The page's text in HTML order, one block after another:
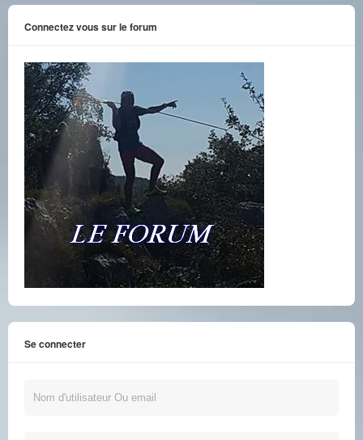
Connectez vous sur le forum
Se connecter